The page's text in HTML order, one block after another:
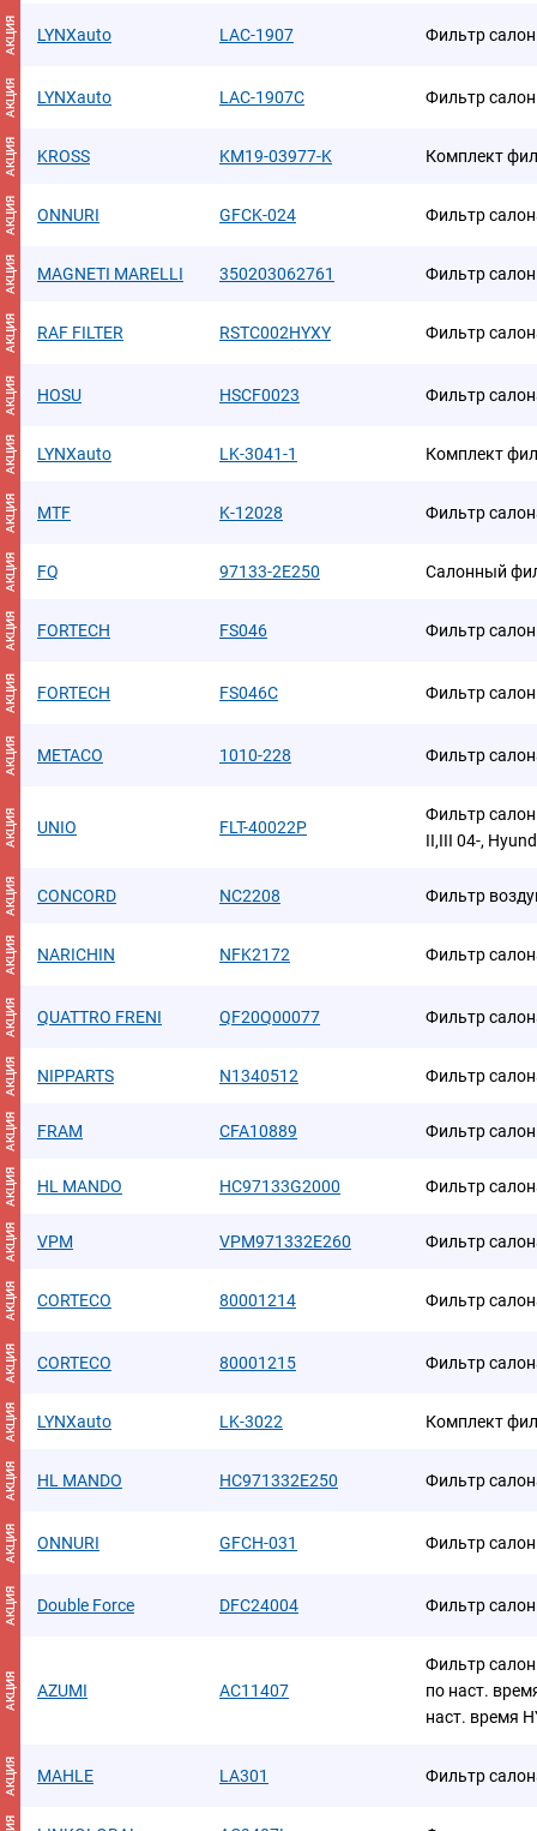
АКЦИЯ LYNXauto LAC-1907 Фильтр
АКЦИЯ LYNXauto LAC-1907C Фильтр
АКЦИЯ KROSS KM19-03977-K Комплект
АКЦИЯ ONNURI GFCK-024 Фильтр
АКЦИЯ MAGNETI MARELLI 350203062761 Фильтр
АКЦИЯ RAF FILTER RSTC002HYXY Фильтр
АКЦИЯ HOSU HSCF0023 Фильтр
АКЦИЯ LYNXauto LK-3041-1 Комплект
АКЦИЯ MTF K-12028 Фильтр
АКЦИЯ FQ 97133-2E250 Салонный
АКЦИЯ FORTECH FS046 Фильтр
АКЦИЯ FORTECH FS046C Фильтр
АКЦИЯ METACO 1010-228 Фильтр
АКЦИЯ UNIO FLT-40022P
Фильтр
II,III 04-,
АКЦИЯ CONCORD NC2208 Фильтр
АКЦИЯ NARICHIN NFK2172 Фильтр
АКЦИЯ QUATTRO FRENI QF20Q00077 Фильтр
АКЦИЯ NIPPARTS N1340512 Фильтр
АКЦИЯ FRAM CFA10889 Фильтр
АКЦИЯ HL MANDO HC97133G2000 Фильтр
АКЦИЯ VPM VPM971332E260 Фильтр
АКЦИЯ CORTECO 80001214 Фильтр
АКЦИЯ CORTECO 80001215 Фильтр
АКЦИЯ LYNXauto LK-3022 Комплект
АКЦИЯ HL MANDO HC971332E250 Фильтр
АКЦИЯ ONNURI GFCH-031 Фильтр
АКЦИЯ Double Force DFC24004 Фильтр
АКЦИЯ AZUMI AC11407
Фильтр
по наст.
наст. время
АКЦИЯ MAHLE LA301 Фильтр